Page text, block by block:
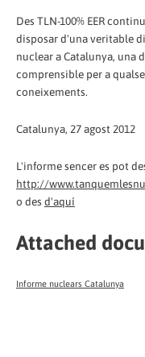
Des TLN-100% EER
disposar d'una veritable
nuclear a Catalunya, una
comprensible per a
coneixements.
Catalunya, 27 agost 2012
L'informe sencer es pot
http://
o des d'aquí
Attached
Informe nuclears Catalunya